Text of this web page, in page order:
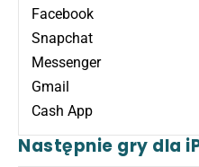
Facebook
Snapchat
Messenger
Gmail
Cash App
Następnie gry dla